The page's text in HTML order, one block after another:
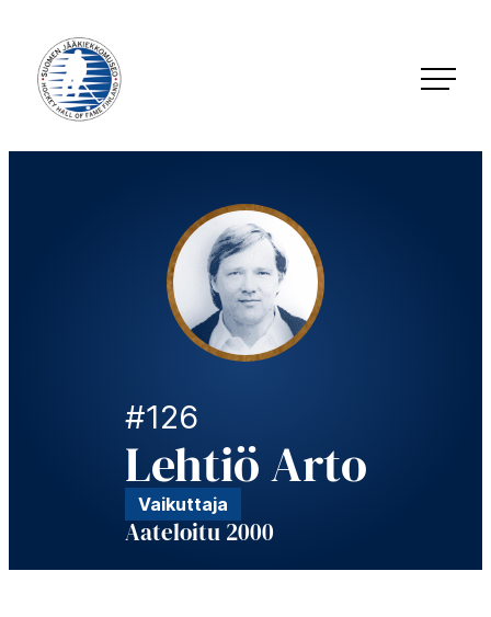
suoraan
sisältöön
Jääkiekkomuseo – Hockey Hall of Fame Finland
#126
Lehtiö Arto
Vaikuttaja
Aateloitu 2000